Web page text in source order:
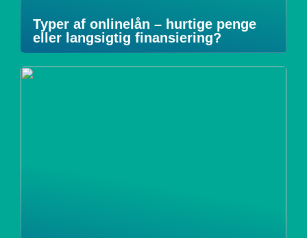
Typer af onlinelån – hurtige penge
eller langsigtig finansiering?